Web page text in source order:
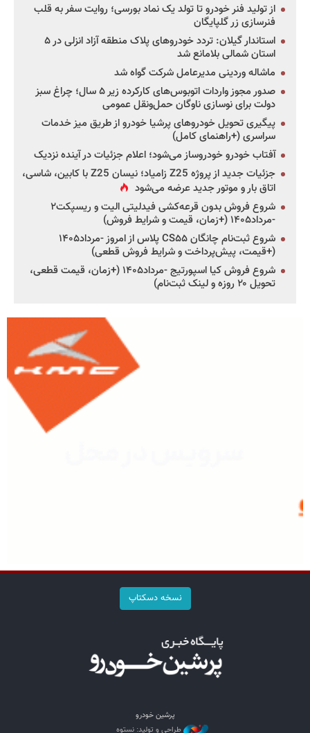
از تولید فنر خودرو تا تولد یک نماد بورسی؛ روایت سفر به قلب
فنرسازی زر گلپایگان
استاندار گیلان: تردد خودروهای پلاک منطقه آزاد انزلی در ۵
استان شمالی بلامانع شد
ماشاله وردینی مدیرعامل شرکت گواه شد
صدور مجوز واردات اتوبوس‌های کارکرده زیر ۵ سال؛ چراغ سبز
دولت برای نوسازی ناوگان حمل‌ونقل عمومی
پیگیری تحویل خودروهای پرشیا خودرو از طریق میز خدمات
سراسری (+راهنمای کامل)
آفتاب خودرو خودروساز می‌شود؛ اعلام جزئیات در آینده نزدیک
جزئیات جدید از پروژه Z25 زامیاد؛ نیسان Z25 با کابین، شاسی،
اتاق بار و موتور جدید عرضه می‌شود
شروع فروش بدون قرعه‌کشی فیدلیتی الیت و ریسپکت۲
-مرداد۱۴۰۵ (+زمان، قیمت و شرایط فروش)
شروع ثبت‌نام چانگان CS۵۵ پلاس از امروز -مرداد۱۴۰۵
(+قیمت، پیش‌پرداخت و شرایط فروش قطعی)
شروع فروش کیا اسپورتیج -مرداد۱۴۰۵ (+زمان، قیمت قطعی،
تحویل ۲۰ روزه و لینک ثبت‌نام)
نسخه دسکتاپ
پرشین خودرو
طراحی و تولید: نستوه